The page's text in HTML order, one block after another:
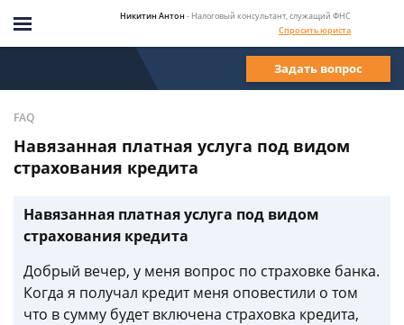
Никитин Антон - Налоговый консультант, служащий ФНС
Спросить юриста
Задать вопрос
FAQ
Навязанная платная услуга под видом
страхования кредита
Навязанная платная услуга под видом
страхования кредита
Добрый вечер, у меня вопрос по страховке банка.
Когда я получал кредит меня оповестили о том
что в сумму будет включена страховка кредита,